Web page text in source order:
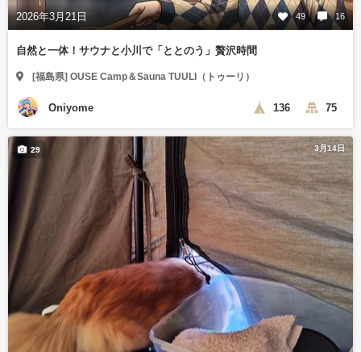
2026年3月21日 49 16
自然と一体！サウナと小川で「ととのう」贅沢時間
[福島県] OUSE Camp＆Sauna TUULI（トゥーリ）
Oniyome 136 75
3月14日
29